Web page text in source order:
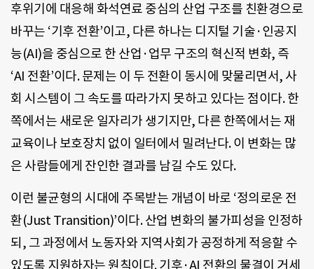
후위기에 대응해 화석연료 중심의 산업 구조를 친환경으로
바꾸는 ‘기후 전환’이고, 다른 하나는 디지털 기술·인공지
능(AI)을 중심으로 한 산업·업무 구조의 혁신적 변화, 즉
‘AI 전환’이다. 문제는 이 두 전환이 동시에 맞물리면서, 사
회 시스템이 그 속도를 따라가지 못하고 있다는 점이다. 한
쪽에서는 새로운 일자리가 생기지만, 다른 한쪽에서는 재
교육이나 보호장치 없이 일터에서 밀려난다. 이 변화는 많
은 사람들에게 잔인한 결과를 남길 수도 있다.
이런 불균형의 시대에 주목받는 개념이 바로 ‘정의로운 전
환(Just Transition)’이다. 산업 변화의 불가피성을 인정하
되, 그 과정에서 노동자와 지역사회가 공정하게 적응할 수
있도록 지원하자는 원칙이다. 기후·AI 전환의 물결이 거세